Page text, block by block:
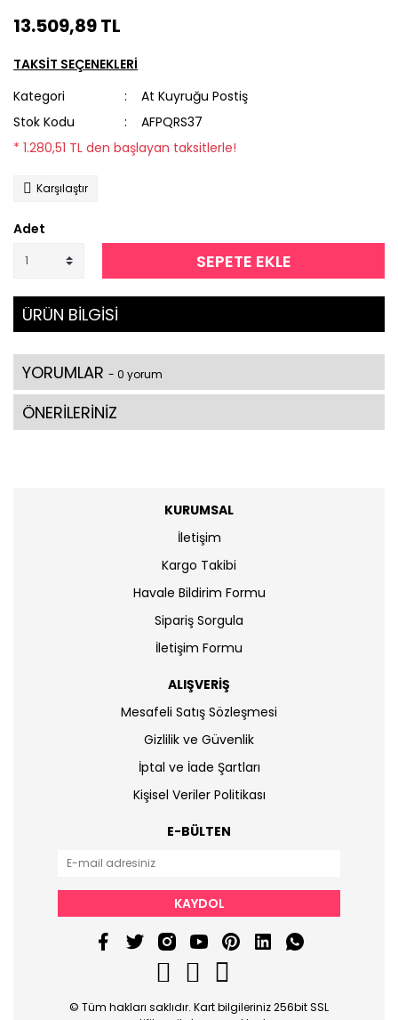
13.509,89 TL
TAKSİT SEÇENEKLERİ
Kategori
At Kuyruğu Postiş
Stok Kodu
AFPQRS37
* 1.280,51 TL den başlayan taksitlerle!
Karşılaştır
Adet
SEPETE EKLE
ÜRÜN BİLGİSİ
YORUMLAR - 0 yorum
ÖNERİLERİNİZ
KURUMSAL
İletişim
Kargo Takibi
Havale Bildirim Formu
Sipariş Sorgula
İletişim Formu
ALIŞVERİŞ
Mesafeli Satış Sözleşmesi
Gizlilik ve Güvenlik
İptal ve İade Şartları
Kişisel Veriler Politikası
E-BÜLTEN
KAYDOL
© Tüm hakları saklıdır. Kart bilgileriniz 256bit SSL